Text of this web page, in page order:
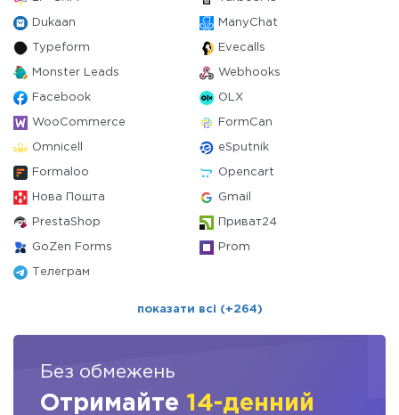
Dukaan ManyChat
Typeform Evecalls
Monster Leads Webhooks
Facebook OLX
WooCommerce FormCan
Omnicell eSputnik
Formaloo Opencart
Нова Пошта Gmail
PrestaShop Приват24
GoZen Forms Prom
Телеграм
показати всі (+264)
Без обмежень
Отримайте 14-денний